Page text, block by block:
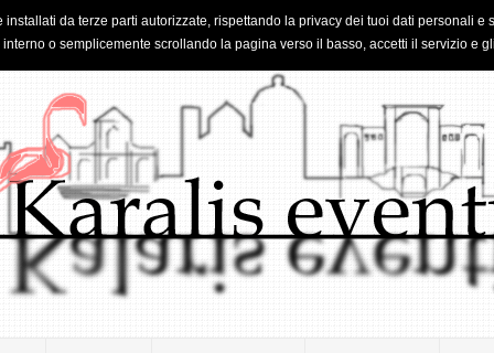
da terze parti autorizzate, rispettando la privacy dei tuoi dati personali
o semplicemente scrollando la pagina verso il basso, accetti il servizio e